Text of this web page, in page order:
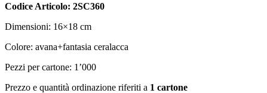
Codice Articolo: 2SC360
Dimensioni: 16×18 cm
Colore: avana+fantasia ceralacca
Pezzi per cartone: 1’000
Prezzo e quantità ordinazione riferiti a 1 cartone